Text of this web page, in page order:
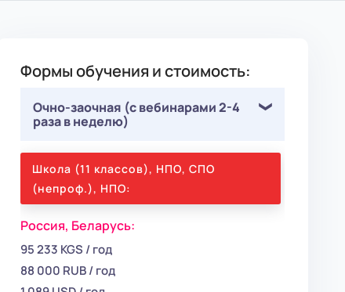
Формы обучения и стоимость:
Очно-заочная (с вебинарами 2-4
раза в неделю)
Школа (11 классов), НПО, СПО
(непроф.), НПО:
Россия, Беларусь:
95 233 KGS / год
88 000 RUB / год